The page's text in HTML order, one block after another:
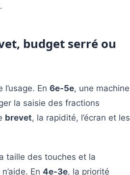
budget serré ou
En 6e-5e, une machine
la saisie des fractions
brevet, la rapidité, l’écran et les
taille des touches et la
En 4e-3e, la priorité